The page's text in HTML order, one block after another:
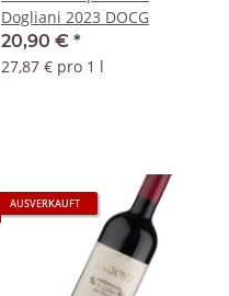
Dogliani 2023 DOCG
20,90 € *
27,87 € pro 1 l
AUSVERKAUFT